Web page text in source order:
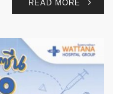
READ MORE